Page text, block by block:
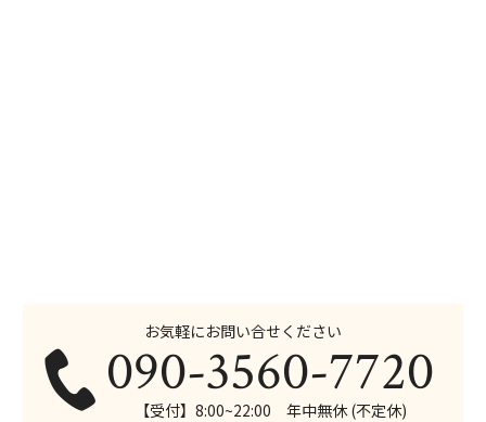
お気軽にお問い合せください
090-3560-7720
【受付】8:00~22:00 年中無休 (不定休)